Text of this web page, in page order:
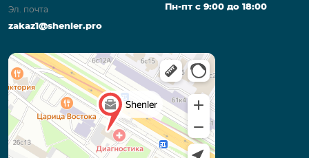
Эл. почта
zakaz1@shenler.pro
Пн-пт с 9:00 до 18:00